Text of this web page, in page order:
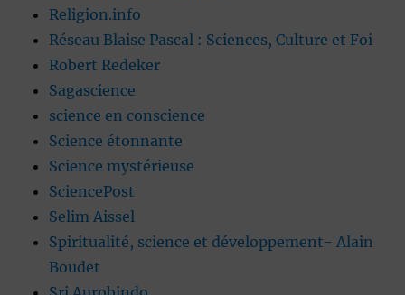
Religion.info
Réseau Blaise Pascal : Sciences, Culture et Foi
Robert Redeker
Sagascience
science en conscience
Science étonnante
Science mystérieuse
SciencePost
Selim Aissel
Spiritualité, science et développement- Alain
Boudet